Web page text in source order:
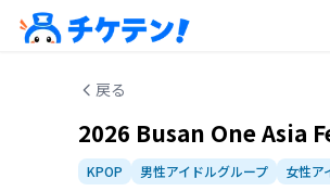
戻る
2026 Busan One Asia
KPOP 男性アイドルグループ 女性ア